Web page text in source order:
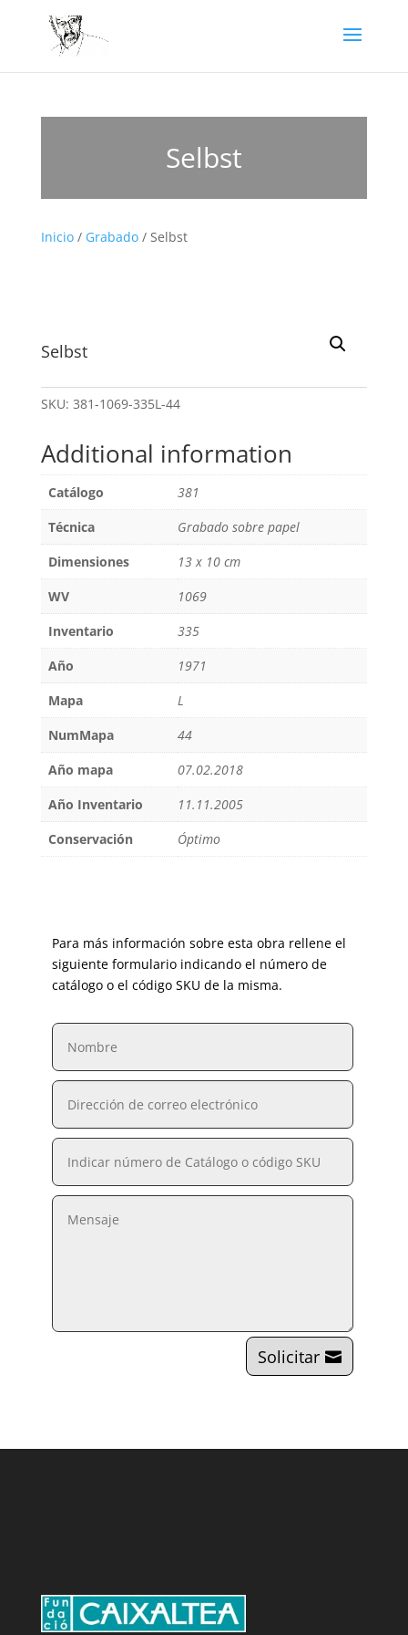
Selbst
Inicio/ Grabado/ Selbst
Selbst
SKU: 381-1069-335L-44
Additional information
Catálogo
381
Técnica
Grabado sobre papel
Dimensiones
13 x 10 cm
WV
1069
Inventario
335
Año
1971
Mapa
L
NumMapa
44
Año mapa
07.02.2018
Año Inventario
11.11.2005
Conservación
Óptimo
Para más información sobre esta obra rellene el
siguiente formulario indicando el número de
catálogo o el código SKU de la misma.
Solicitar